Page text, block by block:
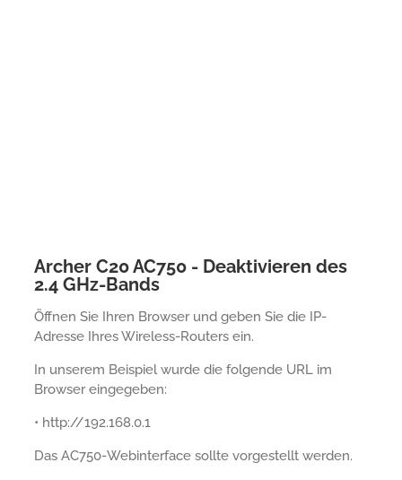
Archer C20 AC750 - Deaktivieren des
2.4 GHz-Bands
Öffnen Sie Ihren Browser und geben Sie die IP-
Adresse Ihres Wireless-Routers ein.
In unserem Beispiel wurde die folgende URL im
Browser eingegeben:
• http://192.168.0.1
Das AC750-Webinterface sollte vorgestellt werden.